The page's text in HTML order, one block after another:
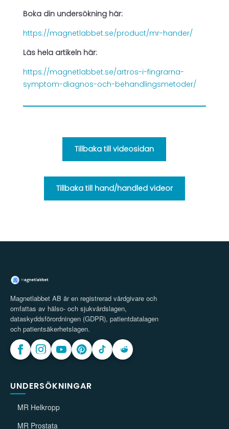
Boka din undersökning här:
https://magnetlabbet.se/product/mr-hander/
Läs hela artikeln här:
https://magnetlabbet.se/artros-i-fingrarna-
symptom-diagnos-och-behandlingsmetoder/
Tillbaka till videosidan
Tillbaka till hand/handled videor
Magnetlabbet AB är en registrerad vårdgivare och
omfattas av hälso- och sjukvårdslagen,
dataskyddsförordningen (GDPR), patientdatalagen
och patientsäkerhetslagen.
UNDERSÖKNINGAR
MR Helkropp
MR Prostata